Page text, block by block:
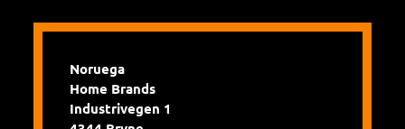
Noruega
Home Brands
Industrivegen 1